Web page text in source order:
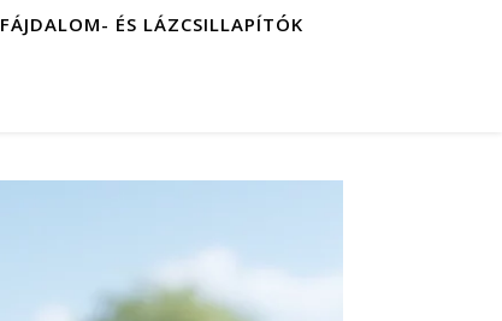
FÁJDALOM- ÉS LÁZCSILLAPÍTÓK